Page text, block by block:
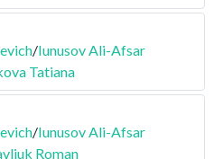
/Iunusov Ali-Afsar
Tatiana
/Iunusov Ali-Afsar
Roman